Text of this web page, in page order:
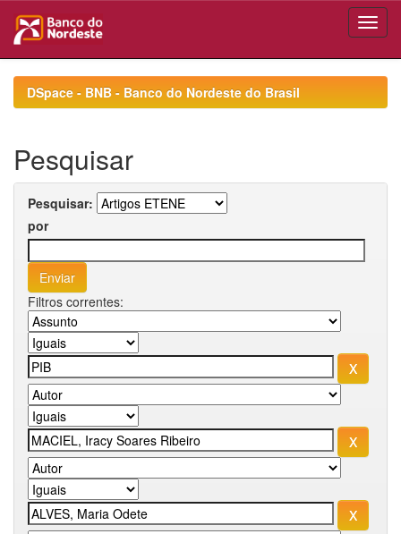
navigationDSpace - BNB - Banco do Nordeste do Brasil
Pesquisar
Pesquisar:
por
Filtros correntes: